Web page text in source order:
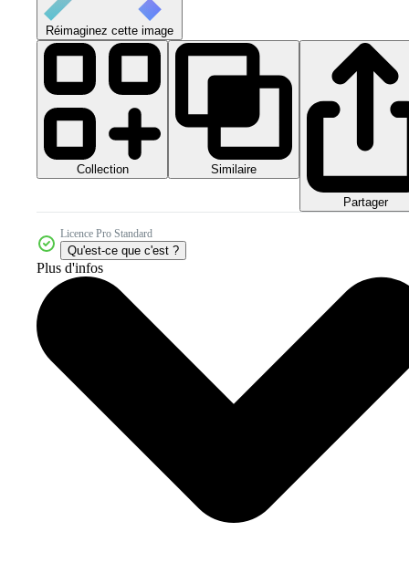
Réimaginez cette image
Collection Similaire
Partager
Licence Pro Standard
Qu'est-ce que c'est ?
Plus d'infos